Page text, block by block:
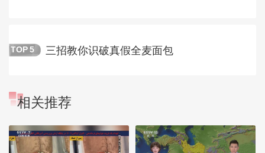
TOP 5 三招教你识破真假全麦面包
相关推荐